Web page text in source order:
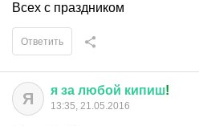
Всех с праздником
Ответить
Я я за любой кипиш!
13:35, 21.05.2016